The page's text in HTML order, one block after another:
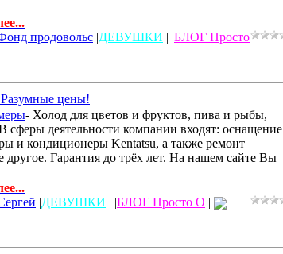
продовольс |ДЕВУШКИ | |БЛОГ Просто
цены!
- Холод для цветов и фруктов, пива и рыбы,
деятельности компании входят: оснащение
и кондиционеры Kentatsu, а также ремонт
Гарантия до трёх лет. На нашем сайте Вы
|ДЕВУШКИ | |БЛОГ Просто О |